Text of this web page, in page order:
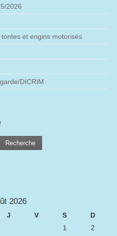
2026
et engins motorisés
DICRIM
Recherche
2026
J V S
D
1
2